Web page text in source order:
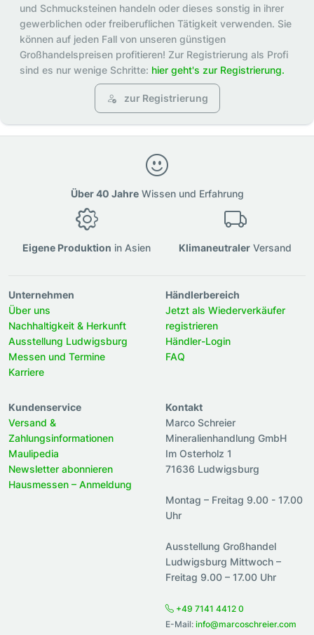
und Schmucksteinen handeln oder dieses sonstig in ihrer
gewerblichen oder freiberuflichen Tätigkeit verwenden. Sie
können auf jeden Fall von unseren günstigen
Großhandelspreisen profitieren! Zur Registrierung als Profi
sind es nur wenige Schritte: hier geht's zur Registrierung.
zur Registrierung
Über 40 JahreWissen und Erfahrung
Eigene Produktion in Asien Klimaneutraler Versand
Unternehmen
Über uns
Nachhaltigkeit & Herkunft
Ausstellung Ludwigsburg
Messen und Termine
Karriere
Händlerbereich
Jetzt als Wiederverkäufer
registrieren
Händler-Login
FAQ
Kundenservice
Versand &
Zahlungsinformationen
Maulipedia
Newsletter abonnieren
Hausmessen – Anmeldung
Kontakt
Marco Schreier
Mineralienhandlung GmbH
Im Osterholz 1
71636 Ludwigsburg
Montag – Freitag 9.00 - 17.00
Uhr
Ausstellung Großhandel
Ludwigsburg Mittwoch –
Freitag 9.00 – 17.00 Uhr
+49 7141 4412 0
E-Mail: info@marcoschreier.com